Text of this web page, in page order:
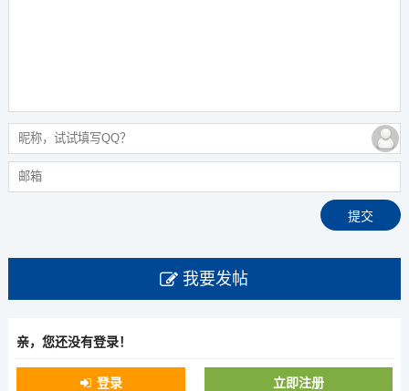
我要发帖
亲，您还没有登录！
登录 立即注册